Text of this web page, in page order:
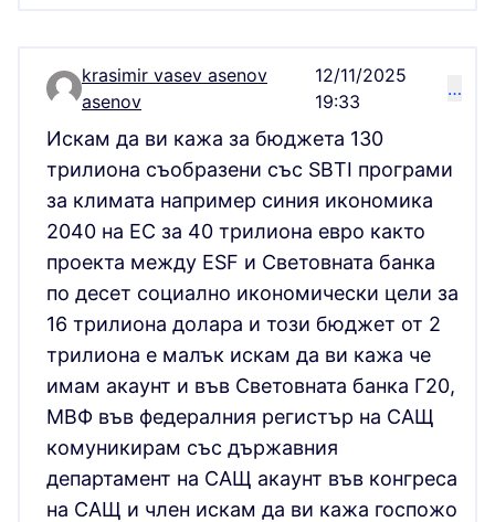
Comment 16864
krasimir vasev asenov
asenov
12/11/2025
19:33
…
Искам да ви кажа за бюджета 130
трилиона съобразени със SBTI програми
за климата например синия икономика
2040 на ЕС за 40 трилиона евро както
проекта между ESF и Световната банка
по десет социално икономически цели за
16 трилиона долара и този бюджет от 2
трилиона е малък искам да ви кажа че
имам акаунт и във Световната банка Г20,
МВФ във федералния регистър на САЩ
комуникирам със държавния
департамент на САЩ акаунт във конгреса
на САЩ и член искам да ви кажа госпожо